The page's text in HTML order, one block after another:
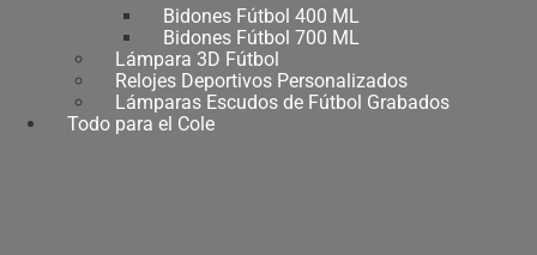
Bidones Fútbol 400 ML
Bidones Fútbol 700 ML
Lámpara 3D Fútbol
Relojes Deportivos Personalizados
Lámparas Escudos de Fútbol Grabados
Todo para el Cole